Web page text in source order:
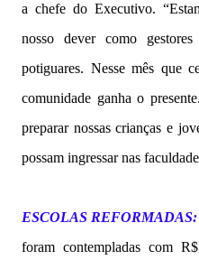
a chefe do Executivo.
nosso dever como
potiguares. Nesse mês que
comunidade ganha o
preparar nossas crianças e
possam ingressar nas
ESCOLAS REFORMADAS:
foram contempladas com